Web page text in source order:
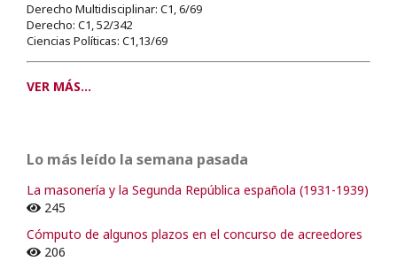
Derecho Multidisciplinar: C1, 6/69
Derecho: C1, 52/342
Ciencias Políticas: C1,13/69
VER MÁS...
Lo más leído la semana pasada
La masonería y la Segunda República española (1931-1939)
245
Cómputo de algunos plazos en el concurso de acreedores
206